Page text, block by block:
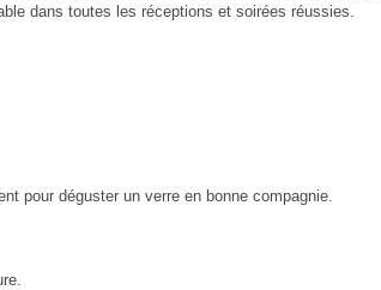
dans toutes les réceptions et soirées réussies.
pour déguster un verre en bonne compagnie.